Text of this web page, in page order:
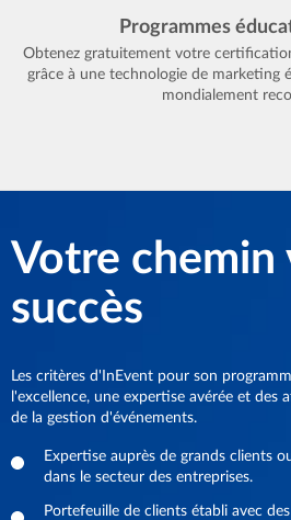
Programmes
Obtenez gratuitement votre
grâce à une technologie de marketing
mondialement
Votre chemin
succès
Les critères d'InEvent pour son
l'excellence, une expertise avérée et des
de la gestion d'événements.
Expertise auprès de grands clients
dans le secteur des entreprises.
Portefeuille de clients établi avec